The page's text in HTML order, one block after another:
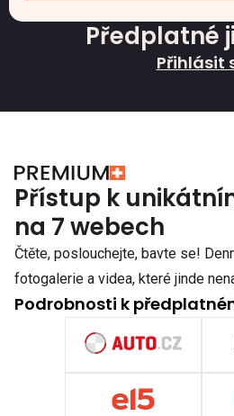
Předplatné
Přihlásit
Přístup k
na 7 webech
Čtěte, poslouchejte, bavte se!
fotogalerie a videa, které jinde
Podrobnosti k